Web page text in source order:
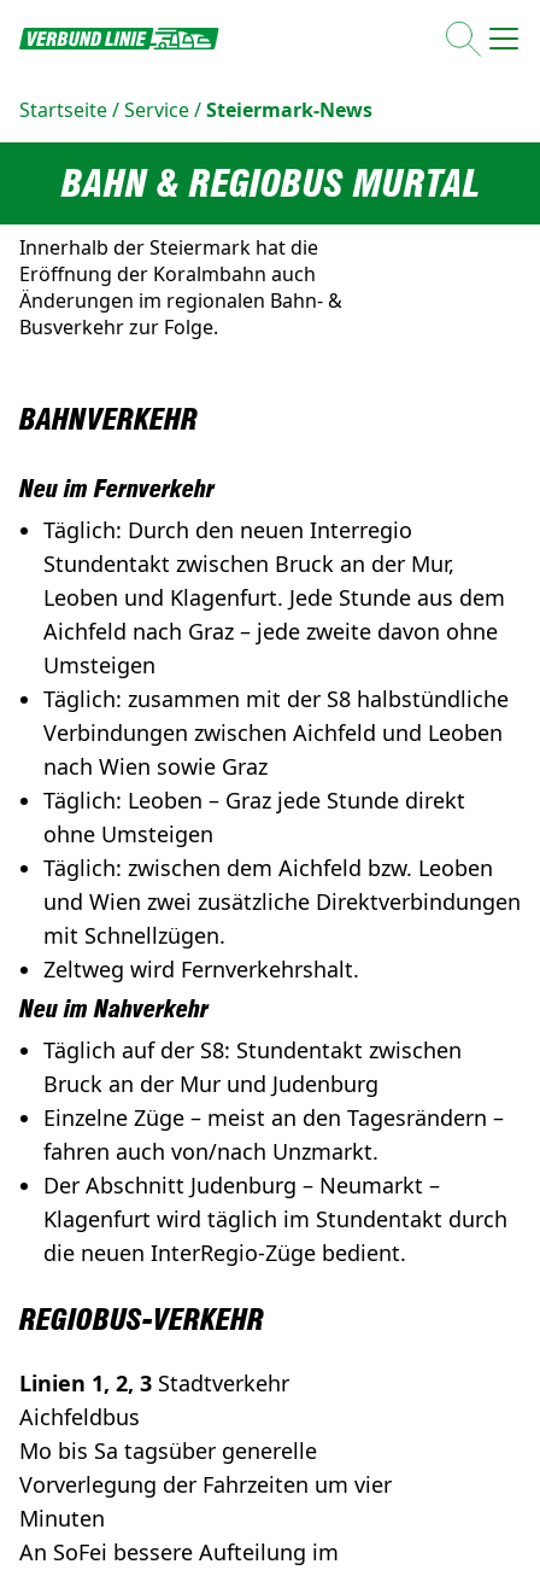
Startseite/Service/Steiermark-News
BAHN & REGIOBUS MURTAL
Innerhalb der Steiermark hat die
Eröffnung der Koralmbahn auch
Änderungen im regionalen Bahn- &
Busverkehr zur Folge.
BAHNVERKEHR
Neu im Fernverkehr
Täglich: Durch den neuen Interregio
Stundentakt zwischen Bruck an der Mur,
Leoben und Klagenfurt. Jede Stunde aus dem
Aichfeld nach Graz – jede zweite davon ohne
Umsteigen
Täglich: zusammen mit der S8 halbstündliche
Verbindungen zwischen Aichfeld und Leoben
nach Wien sowie Graz
Täglich: Leoben – Graz jede Stunde direkt
ohne Umsteigen
Täglich: zwischen dem Aichfeld bzw. Leoben
und Wien zwei zusätzliche Direktverbindungen
mit Schnellzügen.
Zeltweg wird Fernverkehrshalt.
Neu im Nahverkehr
Täglich auf der S8: Stundentakt zwischen
Bruck an der Mur und Judenburg
Einzelne Züge – meist an den Tagesrändern –
fahren auch von/nach Unzmarkt.
Der Abschnitt Judenburg – Neumarkt –
Klagenfurt wird täglich im Stundentakt durch
die neuen InterRegio-Züge bedient.
REGIOBUS-VERKEHR
Linien 1, 2, 3 Stadtverkehr
Aichfeldbus
Mo bis Sa tagsüber generelle
Vorverlegung der Fahrzeiten um vier
Minuten
An SoFei bessere Aufteilung im